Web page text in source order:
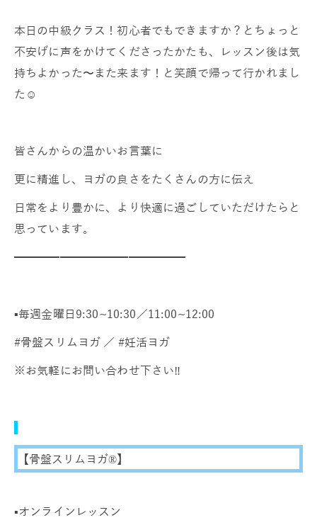
本日の中級クラス！初心者でもできますか？とちょっと
不安げに声をかけてくださったかたも、レッスン後は気
持ちよかった〜また来ます！と笑顔で帰って行かれまし
た☺️
皆さんからの温かいお言葉に
更に精進し、ヨガの良さをたくさんの方に伝え
日常をより豊かに、より快適に過ごしていただけたらと
思っています。
━━━━━━━━━━━━━━━
▪️毎週金曜日9:30~10:30／11:00~12:00
#骨盤スリムヨガ ／ #妊活ヨガ
※お気軽にお問い合わせ下さい‼️
【骨盤スリムヨガ®】
▪️オンラインレッスン